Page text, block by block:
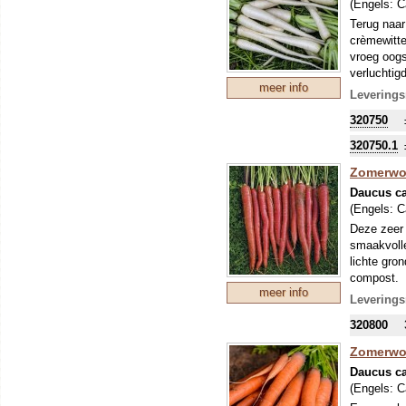
meer info
(Engels:
Terug
vroeg
aarde om
320750
320750.1
meer info
Daucus
(Engels:
Deze
lichte
compost.
320800
Daucus
(Engels: